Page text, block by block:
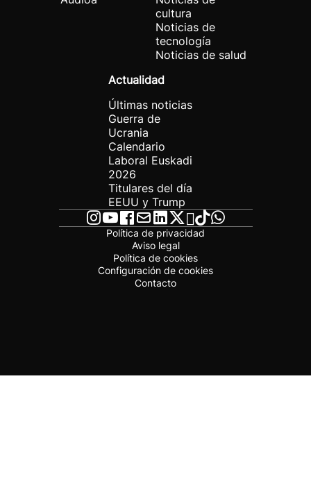
cultura
Noticias de
tecnología
Noticias de salud
Actualidad
Últimas noticias
Guerra de
Ucrania
Calendario
Laboral Euskadi
2026
Titulares del día
EEUU y Trump
Política de privacidad
Aviso legal
Política de cookies
Configuración de cookies
Contacto